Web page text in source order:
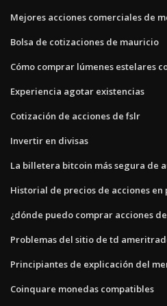
Mejores acciones comerciales de
Bolsa de cotizaciones de mauricio
Cómo comprar lúmenes estelares
Experiencia agotar existencias
Cotización de acciones de fslr
Invertir en divisas
La billetera bitcoin más segura de
Historial de precios de acciones en
¿dónde puedo comprar acciones de
Problemas del sitio de td
Principiantes de explicación del
Coinquare monedas compatibles